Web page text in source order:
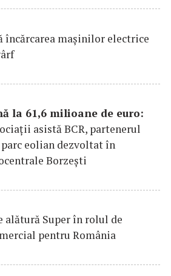
încărcarea maşinilor electrice
la 61,6 milioane de euro:
asistă BCR, partenerul
eolian dezvoltat în
Borzești
alătură Super în rolul de
pentru România